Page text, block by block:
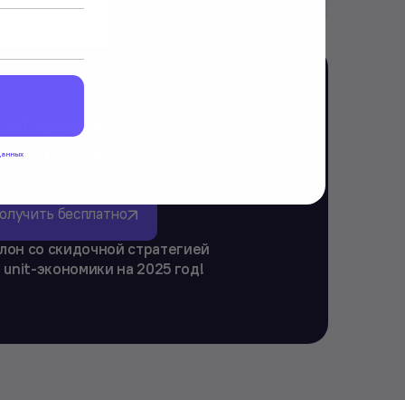
доступ
гайду:
бесплатно
со скидочной стратегией
unit-экономики на 2025 год!